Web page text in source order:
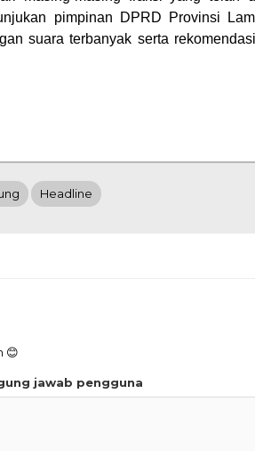
pimpinan DPRD Provinsi
suara terbanyak serta
Headline
😊
jawab pengguna